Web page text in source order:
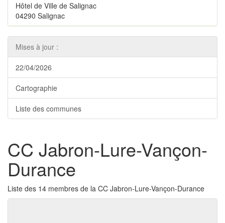
Hôtel de Ville de Salignac
04290 Salignac
Mises à jour :
22/04/2026
Cartographie
Liste des communes
CC Jabron-Lure-Vançon-
Durance
Liste des 14 membres de la CC Jabron-Lure-Vançon-Durance